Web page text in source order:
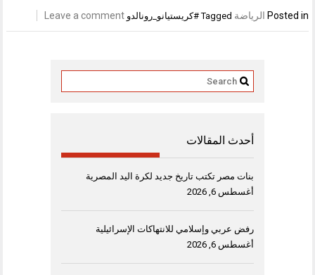
Posted in الرياضة Tagged #كريستيانو_رونالدو Leave a comment
أحدث المقالات
بنات مصر تكتب تاريخ جديد لكرة اليد المصرية
أغسطس 6, 2026
رفض عربي وإسلامي للانتهاكات الإسرائيلية
أغسطس 6, 2026